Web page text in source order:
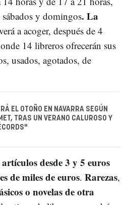
y domingos. La
a acoger, después de 4
14 libreros ofrecerán sus
usados, agotados, de
EL OTOÑO EN NAVARRA SEGÚN
TRAS UN VERANO CALUROSO Y
desde 3 y 5 euros
de miles de euros. Rarezas,
o novelas de otra